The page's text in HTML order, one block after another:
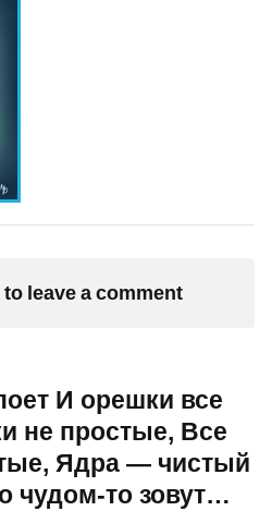
leave a comment
И орешки все
не простые, Все
Ядра — чистый
чудом-то зовут…